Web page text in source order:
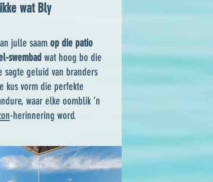
wat Bly
julle saam op die patio
swembad wat hoog bo die
sagte geluid van branders
kus vorm die perfekte
waar elke oomblik ’n
-herinnering word.